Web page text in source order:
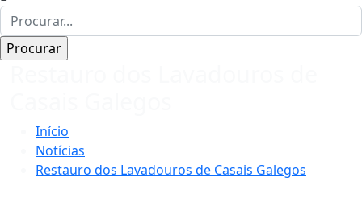
Início
Notícias
Restauro dos Lavadouros de Casais Galegos